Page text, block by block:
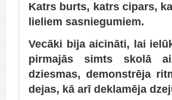
Katrs burts, katrs cipars,
lieliem sasniegumiem.
Vecāki bija aicināti, lai
pirmajās simts skolā
dziesmas, demonstrēja
dejas, kā arī deklamēja